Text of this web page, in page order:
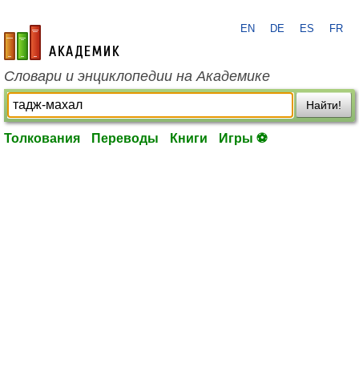
academic.ru
EN DE ES FR
Словари и энциклопедии на Академике
Найти!
Толкования Переводы Книги Игры ⚽